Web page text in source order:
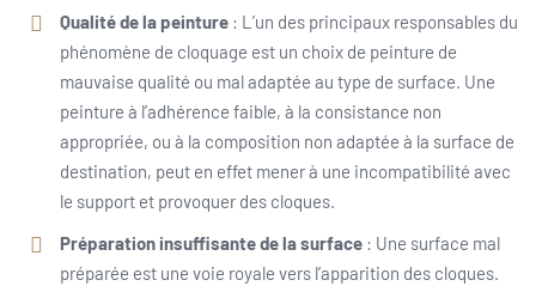
Qualité de la peinture : L’un des principaux responsables du
phénomène de cloquage est un choix de peinture de
mauvaise qualité ou mal adaptée au type de surface. Une
peinture à l’adhérence faible, à la consistance non
appropriée, ou à la composition non adaptée à la surface de
destination, peut en effet mener à une incompatibilité avec
le support et provoquer des cloques.
Préparation insuffisante de la surface : Une surface mal
préparée est une voie royale vers l’apparition des cloques.